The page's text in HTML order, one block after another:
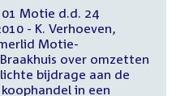
Motie d.d. 24
- K. Verhoeven,
Motie-
over omzetten
bijdrage aan de
in een